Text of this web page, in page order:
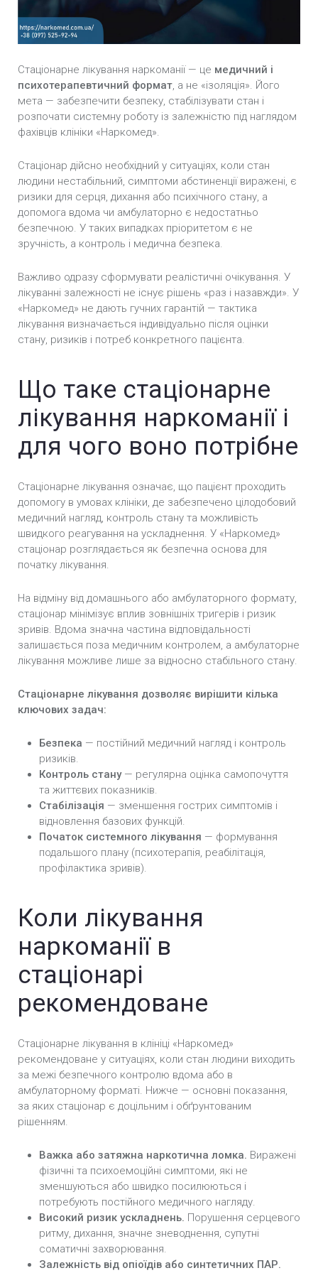
Лікування метадонової залежності
Лікування залежності від марихуани
Лікування залежності від Екстазі
Лікування залежності від мефедрону
Лікування залежності від метамфетаміну
Амбулаторне лікування Наркоманії
Зняття наркотичної ломки
Стаціонарне лікування наркоманії — це медичний і
психотерапевтичний формат, а не «ізоляція». Його
мета — забезпечити безпеку, стабілізувати стан і
розпочати системну роботу із залежністю під наглядом
фахівців клініки «Наркомед».
Стаціонар дійсно необхідний у ситуаціях, коли стан
людини нестабільний, симптоми абстиненції виражені, є
ризики для серця, дихання або психічного стану, а
допомога вдома чи амбулаторно є недостатньо
безпечною. У таких випадках пріоритетом є не
зручність, а контроль і медична безпека.
Важливо одразу сформувати реалістичні очікування. У
лікуванні залежності не існує рішень «раз і назавжди». У
«Наркомед» не дають гучних гарантій — тактика
лікування визначається індивідуально після оцінки
стану, ризиків і потреб конкретного пацієнта.
Що таке стаціонарне
лікування наркоманії і
для чого воно потрібне
Стаціонарне лікування означає, що пацієнт проходить
допомогу в умовах клініки, де забезпечено цілодобовий
медичний нагляд, контроль стану та можливість
швидкого реагування на ускладнення. У «Наркомед»
стаціонар розглядається як безпечна основа для
початку лікування.
На відміну від домашнього або амбулаторного формату,
стаціонар мінімізує вплив зовнішніх тригерів і ризик
зривів. Вдома значна частина відповідальності
залишається поза медичним контролем, а амбулаторне
лікування можливе лише за відносно стабільного стану.
Стаціонарне лікування дозволяє вирішити кілька
ключових задач:
Безпека — постійний медичний нагляд і контроль
ризиків.
Контроль стану— регулярна оцінка самопочуття
та життєвих показників.
Стабілізація — зменшення гострих симптомів і
відновлення базових функцій.
Початок системного лікування — формування
подальшого плану (психотерапія, реабілітація,
профілактика зривів).
Коли лікування
наркоманії в
стаціонарі
рекомендоване
Стаціонарне лікування в клініці «Наркомед»
рекомендоване у ситуаціях, коли стан людини виходить
за межі безпечного контролю вдома або в
амбулаторному форматі. Нижче — основні показання,
за яких стаціонар є доцільним і обґрунтованим
рішенням.
Важка або затяжна наркотична ломка. Виражені
фізичні та психоемоційні симптоми, які не
зменшуються або швидко посилюються і
потребують постійного медичного нагляду.
Високий ризик ускладнень. Порушення серцевого
ритму, дихання, значне зневоднення, супутні
соматичні захворювання.
Залежність від опіоїдів або синтетичних ПАР.